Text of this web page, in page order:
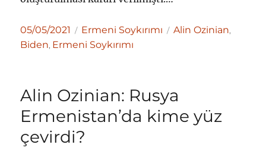
Yayın
tarihi
05/05/2021 Kategoriler
Ermeni Soykırımı Etiketler
Alin Ozinian,
Biden, Ermeni Soykırımı
Alin Ozinian: Rusya
Ermenistan’da kime yüz
çevirdi?